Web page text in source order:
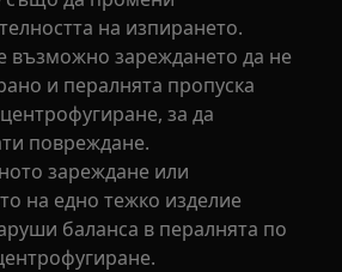
на изпирането.
възможно зареждането да не
и пералнята пропуска
за да
повреждане.
зареждане или
на едно тежко изделие
баланса в пералнята по